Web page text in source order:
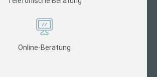
Online-Beratung